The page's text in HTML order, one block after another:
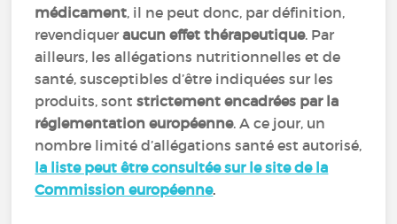
médicament, il ne peut donc, par définition,
revendiqueraucun effet thérapeutique. Par
ailleurs, les allégations nutritionnelles et de
santé, susceptibles d’être indiquées sur les
produits, sontstrictement encadrées par la
réglementation européenne. A ce jour, un
nombre limité d’allégations santé est autorisé,
la liste peut être consultée sur le site de la
Commission européenne.